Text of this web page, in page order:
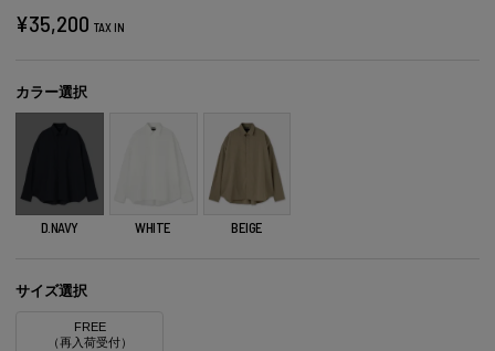
¥35,200 TAX IN
カラー選択
D.NAVY WHITE BEIGE
サイズ選択
FREE
（再入荷受付）